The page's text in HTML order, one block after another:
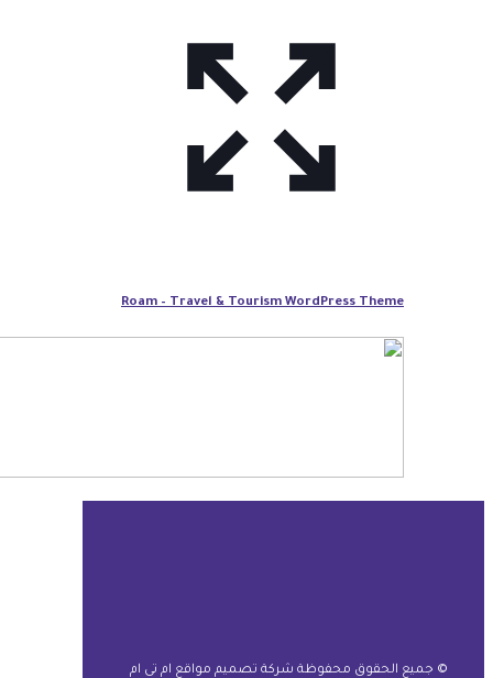
Roam – Travel & Tourism WordPress Theme
© جميع الحقوق محفوظة شركة تصميم مواقع ام تى ام